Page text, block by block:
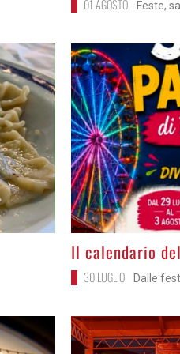
01 AGOSTO Feste,
>
Il calendario
30 LUGLIO Dalle